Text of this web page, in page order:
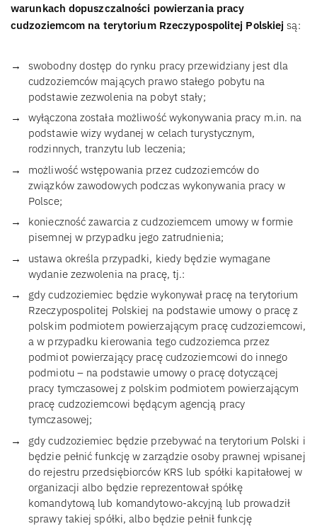
warunkach dopuszczalności powierzania pracy
cudzoziemcom na terytorium Rzeczypospolitej Polskiej są:
swobodny dostęp do rynku pracy przewidziany jest dla
cudzoziemców mających prawo stałego pobytu na
podstawie zezwolenia na pobyt stały;
wyłączona została możliwość wykonywania pracy m.in. na
podstawie wizy wydanej w celach turystycznym,
rodzinnych, tranzytu lub leczenia;
możliwość wstępowania przez cudzoziemców do
związków zawodowych podczas wykonywania pracy w
Polsce;
konieczność zawarcia z cudzoziemcem umowy w formie
pisemnej w przypadku jego zatrudnienia;
ustawa określa przypadki, kiedy będzie wymagane
wydanie zezwolenia na pracę, tj.:
gdy cudzoziemiec będzie wykonywał pracę na terytorium
Rzeczypospolitej Polskiej na podstawie umowy o pracę z
polskim podmiotem powierzającym pracę cudzoziemcowi,
a w przypadku kierowania tego cudzoziemca przez
podmiot powierzający pracę cudzoziemcowi do innego
podmiotu – na podstawie umowy o pracę dotyczącej
pracy tymczasowej z polskim podmiotem powierzającym
pracę cudzoziemcowi będącym agencją pracy
tymczasowej;
gdy cudzoziemiec będzie przebywać na terytorium Polski i
będzie pełnić funkcję w zarządzie osoby prawnej wpisanej
do rejestru przedsiębiorców KRS lub spółki kapitałowej w
organizacji albo będzie reprezentował spółkę
komandytową lub komandytowo-akcyjną lub prowadził
sprawy takiej spółki, albo będzie pełnił funkcję